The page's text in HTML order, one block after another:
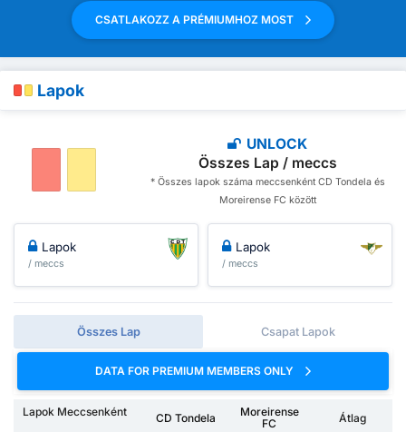
CSATLAKOZZ A PRÉMIUMHOZ MOST
Lapok
UNLOCK
Összes Lap / meccs
* Összes lapok száma meccsenként CD Tondela és
Moreirense FC között
Lapok
/ meccs
Lapok
/ meccs
Összes Lap Csapat Lapok
DATA FOR PREMIUM MEMBERS ONLY
Lapok Meccsenként CD Tondela
Moreirense
FC
Átlag